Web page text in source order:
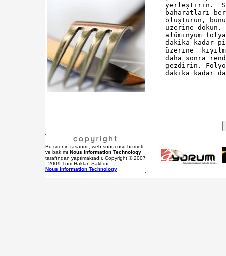
Bu sitenin tasarımı, web sunucusu hizmeti
ve bakımı Nous Information Technology
tarafından yapılmaktadır. Copyright © 2007
- 2009 Tüm Hakları Saklıdır.
Nous Information Technology